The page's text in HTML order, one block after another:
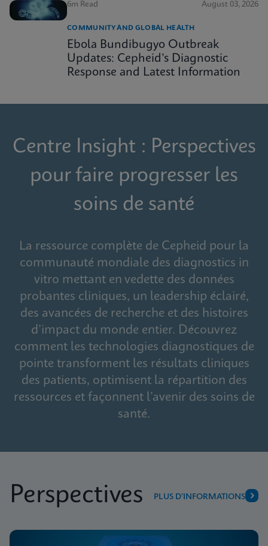
6m Read August 03, 2026
COMMUNITY AND GLOBAL HEALTH
Ebola Bundibugyo Outbreak
Updates: Cepheid’s Diagnostic
Response and Latest Information
Centre Insight : Perspectives
pour faire progresser les
soins de santé
La ressource complète de Cepheid pour la
communauté mondiale des diagnostics in
vitro mettant en vedette des données
probantes cliniques, un leadership éclairé,
des avancées de recherche et des histoires
d’impact du monde entier. Découvrez
comment les technologies diagnostiques de
pointe transforment les résultats cliniques
des patients, optimisent la répartition des
ressources et façonnent l’avenir des soins de
santé.
Perspectives PLUS D’INFORMATIONS